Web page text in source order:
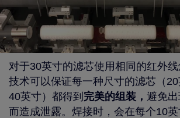
对于30英寸的滤芯使用相同的红外
技术可以保证每一种尺寸的滤芯（20
40英寸）都得到 完美的组装， 避免
而造成泄露。焊接时，会在每个10